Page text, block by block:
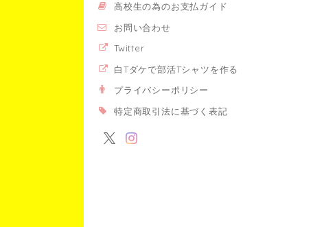
高校生の為のお支払ガイド
お問い合わせ
Twitter
白Tダケで部活Tシャツを作る
プライバシーポリシー
特定商取引法に基づく表記